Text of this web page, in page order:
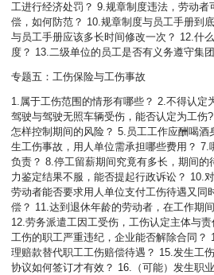
工进行经济处罚？ 9.规章制度违法，劳动者
偿，如何防范？ 10.规章制度与员工手册到
与员工手册应该多长时间修改一次？ 12.什
度？ 13.二级单位的员工是否有义务遵守集
专题五：工伤保险与工伤事故
1.属于工伤范围的情形有哪些？ 2.不得认定
驾驶与驾驶无照车辆受伤，能否认定为工伤?
怎样控制期间的风险？ 5.员工工作应酬喝
生工伤事故，用人单位需承担哪些费用？ 7.
负责？ 8.停工留薪期间究竟有多长，期间
力鉴定结果不服，能否提起行政诉讼？ 10.
劳动者能否要求用人单位支付工伤待遇又同
偿？ 11.达到退休年龄的劳动者，在工作期
12.劳务派遣工因工受伤，工伤认定主体与
工伤的职工严重违纪，企业能否解除合同？
理赔款替代职工工伤赔偿待遇？ 15.发生工
协议如何签订才有效？ 16.（可能）发生职